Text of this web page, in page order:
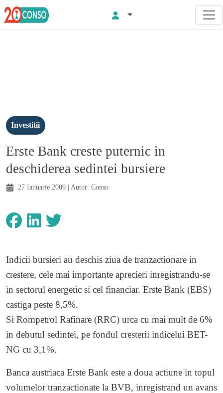
Investitii
Erste Bank creste puternic in
deschiderea sedintei bursiere
27 Ianuarie 2009 | Autor: Conso
Indicii bursieri au deschis ziua de tranzactionare in
crestere, cele mai importante aprecieri inregistrandu-se
in sectorul energetic si cel financiar. Erste Bank (EBS)
castiga peste 8,5%.
Si Rompetrol Rafinare (RRC) urca cu mai mult de 6%
in debutul sedintei, pe fondul cresterii indicelui BET-
NG cu 3,1%.
Banca austriaca Erste Bank este a doua actiune in topul
volumelor tranzactionate la BVB, inregistrand un avans